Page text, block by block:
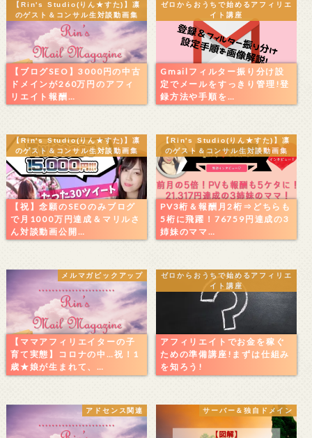
【Rin's Studio(りん★すた)】凛
のゲスト＆コンサル生対談動画集
【ブログSEO】3000円の中古
ドメインが260万円のアフィ
リエイト報酬…
ゼロからおうちで始めるアフィリエ
イト講座
Gmailフィルター振り分け設
定でメールをすっきり管理!登
録方法や手順を…
【Rin's Studio(りん★すた)】凛
のゲスト＆コンサル生対談動画集
【祝】念願のSEOのみブログ
で月1000万円達成＆マリルさ
ん対談動画公開…
【Rin's Studio(りん★すた)】凛
のゲスト＆コンサル生対談動画集
PV3桁＆報酬月2桁⇒どちらも
5桁に飛躍！76759円達成の3
姉妹のママ…
メルマガピックアップ
【ママアフィリエイターの子
育て実態】コロナの中…祝！1
歳★娘が生まれて、…
ゼロからおうちで始めるアフィリエ
イト講座
アフィリエイトでお金を稼ぐ
ための準備講座!まずは仕組み
を知ろう!
アドセンス関連 サーバー＆独自ドメイン